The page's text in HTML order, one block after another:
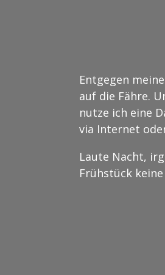
Entgegen
auf die Fähre.
nutze ich eine
via Internet
Laute Nacht,
Frühstück